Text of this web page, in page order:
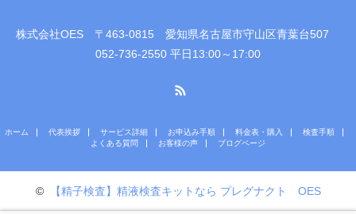
株式会社OES 〒463-0815 愛知県名古屋市守山区青葉台507
052-736-2550 平日13:00～17:00
ホーム 代表挨拶 サービス詳細 お申込み手順 料金表・購入
検査手順
よくある質問
お客様の声 ブログページ
© 【精子検査】精液検査キットなら プレグナクト OES